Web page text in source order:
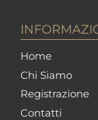
Home
Chi Siamo
Registrazione
Contatti